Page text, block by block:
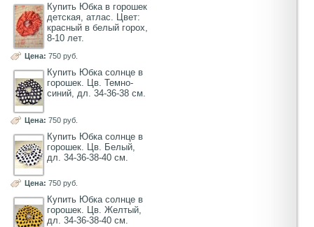
Купить Юбка в горошек
детская, атлас. Цвет:
красный в белый горох,
8-10 лет.
Цена: 750 руб.
Купить Юбка солнце в
горошек. Цв. Темно-
синий, дл. 34-36-38 см.
Цена: 750 руб.
Купить Юбка солнце в
горошек. Цв. Белый,
дл. 34-36-38-40 см.
Цена: 750 руб.
Купить Юбка солнце в
горошек. Цв. Желтый,
дл. 34-36-38-40 см.